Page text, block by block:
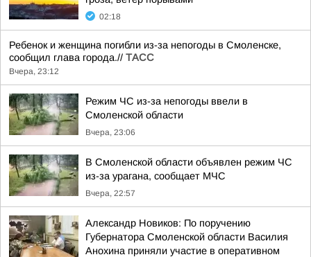
02:18
Ребенок и женщина погибли из-за непогоды в Смоленске,
сообщил глава города.// ТАСС
Вчера, 23:12
Режим ЧС из-за непогоды ввели в
Смоленской области
Вчера, 23:06
В Смоленской области объявлен режим ЧС
из-за урагана, сообщает МЧС
Вчера, 22:57
Александр Новиков: По поручению
Губернатора Смоленской области Василия
Анохина приняли участие в оперативном